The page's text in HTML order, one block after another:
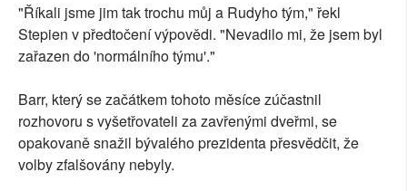
"Říkali jsme jim tak trochu můj a Rudyho tým," řekl
Stepien v předtočení výpovědi. "Nevadilo mi, že jsem byl
zařazen do 'normálního týmu'."
Barr, který se začátkem tohoto měsíce zúčastnil
rozhovoru s vyšetřovateli za zavřenými dveřmi, se
opakovaně snažil bývalého prezidenta přesvědčit, že
volby zfalšovány nebyly.